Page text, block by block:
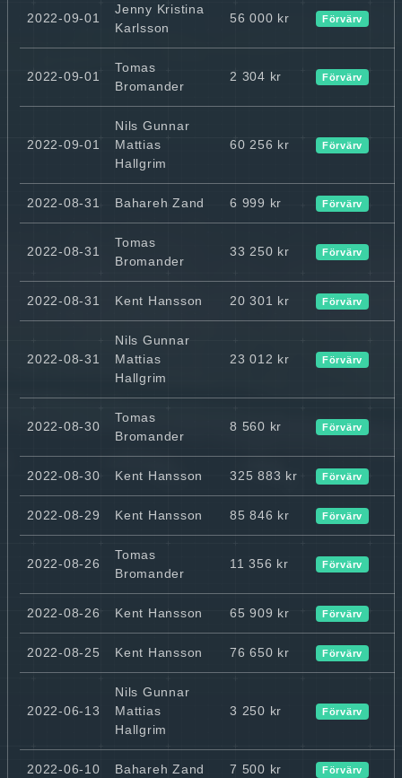
2022-09-01
Jenny Kristina
Karlsson
56 000 kr Förvärv
2022-09-01
Tomas
Bromander
2 304 kr Förvärv
2022-09-01
Nils Gunnar
Mattias
Hallgrim
60 256 kr Förvärv
2022-08-31 Bahareh Zand 6 999 kr Förvärv
2022-08-31
Tomas
Bromander
33 250 kr Förvärv
2022-08-31 Kent Hansson 20 301 kr Förvärv
2022-08-31
Nils Gunnar
Mattias
Hallgrim
23 012 kr Förvärv
2022-08-30
Tomas
Bromander
8 560 kr Förvärv
2022-08-30 Kent Hansson 325 883 kr Förvärv
2022-08-29 Kent Hansson 85 846 kr Förvärv
2022-08-26
Tomas
Bromander
11 356 kr Förvärv
2022-08-26 Kent Hansson 65 909 kr Förvärv
2022-08-25 Kent Hansson 76 650 kr Förvärv
2022-06-13
Nils Gunnar
Mattias
Hallgrim
3 250 kr Förvärv
2022-06-10 Bahareh Zand 7 500 kr Förvärv